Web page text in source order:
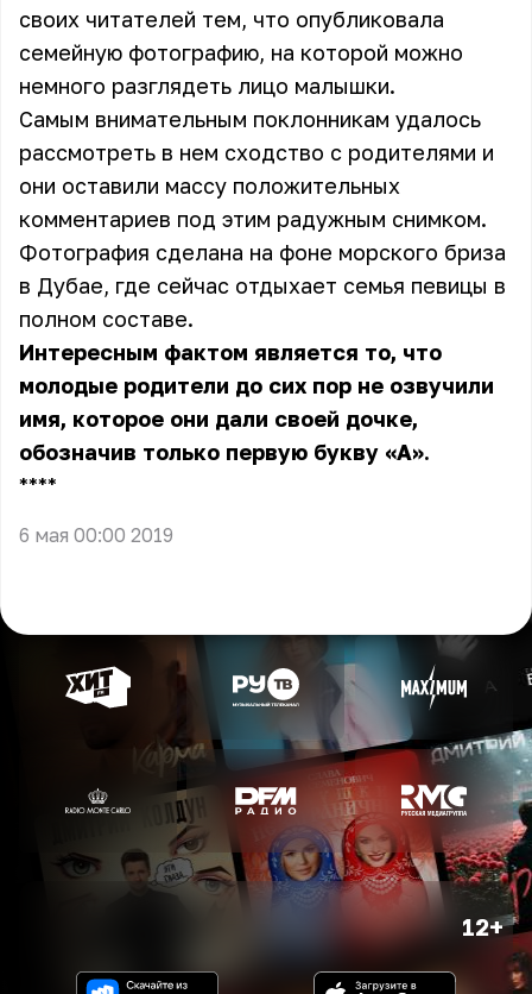
своих читателей тем, что опубликовала
семейную фотографию, на которой можно
немного разглядеть лицо малышки.
Самым внимательным поклонникам удалось
рассмотреть в нем сходство с родителями и
они оставили массу положительных
комментариев под этим радужным снимком.
Фотография сделана на фоне морского бриза
в Дубае, где сейчас отдыхает семья певицы в
полном составе.
Интересным фактом является то, что
молодые родители до сих пор не озвучили
имя, которое они дали своей дочке,
обозначив только первую букву «А».
** **
6 мая 00:00 2019
12+